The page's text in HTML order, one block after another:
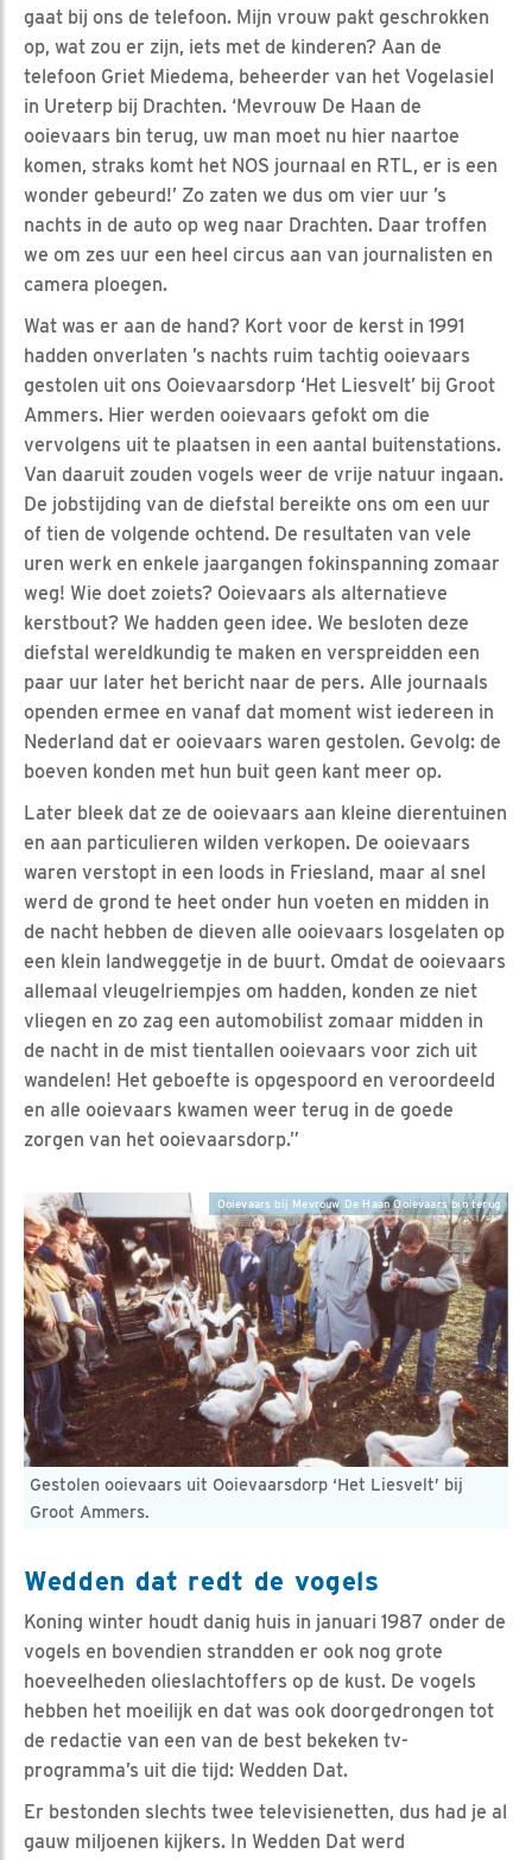
gaat bij ons de telefoon. Mijn vrouw pakt geschrokken
op, wat zou er zijn, iets met de kinderen? Aan de
telefoon Griet Miedema, beheerder van het Vogelasiel
in Ureterp bij Drachten. ‘Mevrouw De Haan de
ooievaars bin terug, uw man moet nu hier naartoe
komen, straks komt het NOS journaal en RTL, er is een
wonder gebeurd!’ Zo zaten we dus om vier uur ’s
nachts in de auto op weg naar Drachten. Daar troffen
we om zes uur een heel circus aan van journalisten en
camera ploegen.
Wat was er aan de hand? Kort voor de kerst in 1991
hadden onverlaten ’s nachts ruim tachtig ooievaars
gestolen uit ons Ooievaarsdorp ‘Het Liesvelt’ bij Groot
Ammers. Hier werden ooievaars gefokt om die
vervolgens uit te plaatsen in een aantal buitenstations.
Van daaruit zouden vogels weer de vrije natuur ingaan.
De jobstijding van de diefstal bereikte ons om een uur
of tien de volgende ochtend. De resultaten van vele
uren werk en enkele jaargangen fokinspanning zomaar
weg! Wie doet zoiets? Ooievaars als alternatieve
kerstbout? We hadden geen idee. We besloten deze
diefstal wereldkundig te maken en verspreidden een
paar uur later het bericht naar de pers. Alle journaals
openden ermee en vanaf dat moment wist iedereen in
Nederland dat er ooievaars waren gestolen. Gevolg: de
boeven konden met hun buit geen kant meer op.
Later bleek dat ze de ooievaars aan kleine dierentuinen
en aan particulieren wilden verkopen. De ooievaars
waren verstopt in een loods in Friesland, maar al snel
werd de grond te heet onder hun voeten en midden in
de nacht hebben de dieven alle ooievaars losgelaten op
een klein landweggetje in de buurt. Omdat de ooievaars
allemaal vleugelriempjes om hadden, konden ze niet
vliegen en zo zag een automobilist zomaar midden in
de nacht in de mist tientallen ooievaars voor zich uit
wandelen! Het geboefte is opgespoord en veroordeeld
en alle ooievaars kwamen weer terug in de goede
zorgen van het ooievaarsdorp.”
Gestolen ooievaars uit Ooievaarsdorp ‘Het Liesvelt’ bij
Groot Ammers.
Ooievaars bij Mevrouw De Haan Ooievaars bin terug
Wedden dat redt de vogels
Koning winter houdt danig huis in januari 1987 onder de
vogels en bovendien strandden er ook nog grote
hoeveelheden olieslachtoffers op de kust. De vogels
hebben het moeilijk en dat was ook doorgedrongen tot
de redactie van een van de best bekeken tv-
programma’s uit die tijd: Wedden Dat.
Er bestonden slechts twee televisienetten, dus had je al
gauw miljoenen kijkers. In Wedden Dat werd